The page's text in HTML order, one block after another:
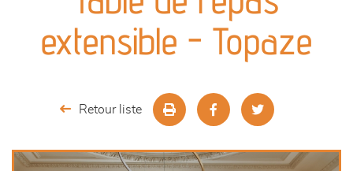
meubles de complément
extensible - Topaze
Retour liste